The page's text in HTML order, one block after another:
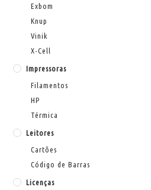
Exbom
Knup
Vinik
X-Cell
Impressoras
Filamentos
HP
Térmica
Leitores
Cartões
Código de Barras
Licenças